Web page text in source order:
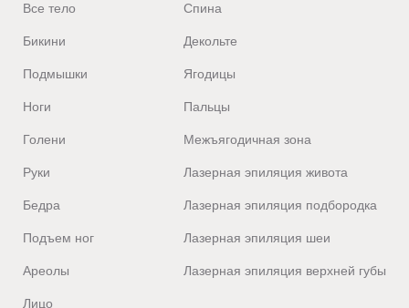
Все тело
Бикини
Подмышки
Ноги
Голени
Руки
Бедра
Подъем ног
Ареолы
Лицо
Спина
Декольте
Ягодицы
Пальцы
Межъягодичная зона
Лазерная эпиляция живота
Лазерная эпиляция подбородка
Лазерная эпиляция шеи
Лазерная эпиляция верхней губы